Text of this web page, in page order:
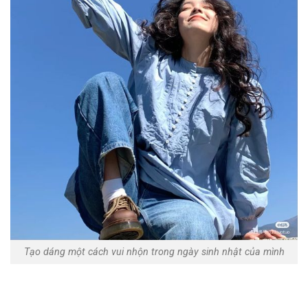
Tạo dáng một cách vui nhộn trong ngày sinh nhật của mình